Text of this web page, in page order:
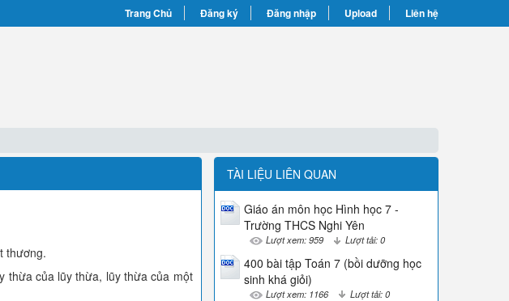
Trang Chủ Đăng ký Đăng nhập Upload Liên hệ
thương.
thừa của lũy thừa, lũy thừa của một
TÀI LIỆU LIÊN QUAN
Giáo án môn học Hình học 7 -
Trường THCS Nghi Yên
Lượt xem: 959 Lượt tải: 0
400 bài tập Toán 7 (bồi dưỡng học
sinh khá giỏi)
Lượt xem: 1166 Lượt tải: 0